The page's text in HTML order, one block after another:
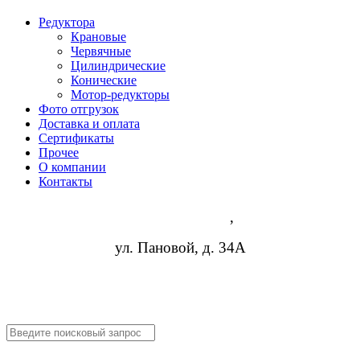
Редуктора
Крановые
Червячные
Цилиндрические
Конические
Мотор-редукторы
Фото отгрузок
Доставка и оплата
Сертификаты
Прочее
О компании
Контакты
,
ул. Пановой, д. 34А